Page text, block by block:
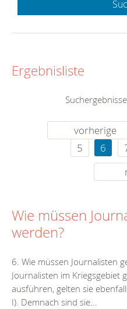
Ergebnisliste
vorherige
5
6
Wie müssen
werden?
6. Wie müssen Journalisten
Journalisten im Kriegsgebiet
ausführen, gelten sie
I). Demnach sind sie...